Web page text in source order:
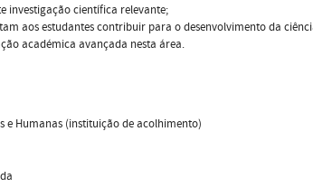
investigação científica relevante;
aos estudantes contribuir para o desenvolvimento da
académica avançada nesta área.
e Humanas (instituição de acolhimento)